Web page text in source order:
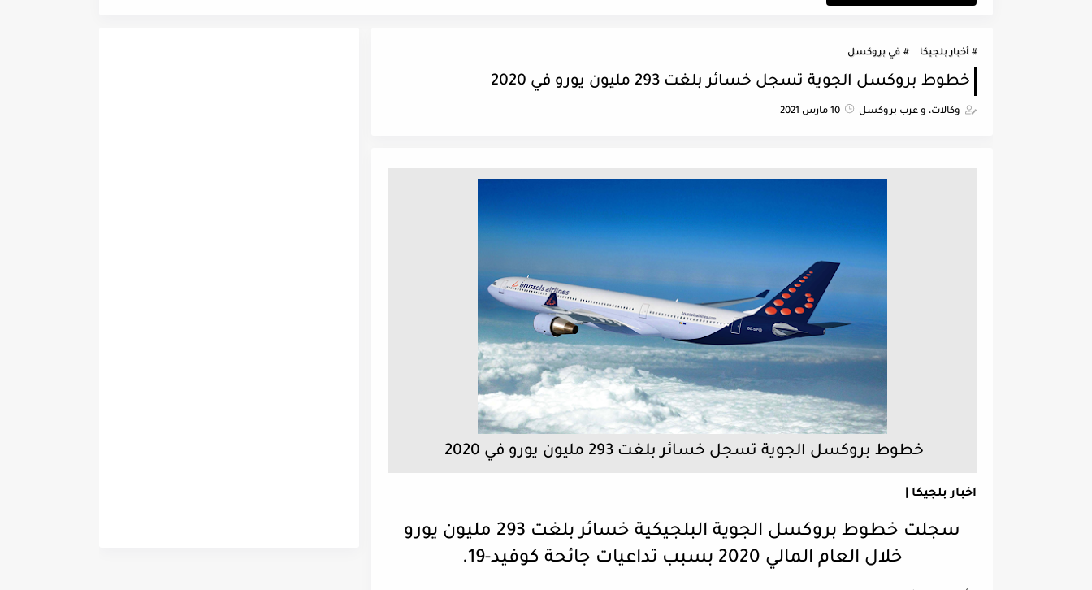
أخبار بلجيكا في بروكسل
خطوط بروكسل الجوية تسجل خسائر بلغت 293 مليون يورو في 2020
وكالات، و عرب بروكسل 10 مارس 2021
خطوط بروكسل الجوية تسجل خسائر بلغت 293 مليون يورو في 2020
اخبار بلجيكا |
سجلت خطوط بروكسل الجوية البلجيكية خسائر بلغت 293 مليون يورو
خلال العام المالي 2020 بسبب تداعيات جائحة كوفيد-19.